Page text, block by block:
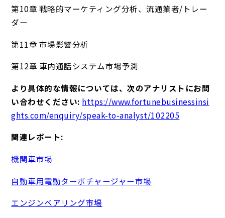
第10章 戦略的マーケティング分析、流通業者/トレー
ダー
第11章 市場影響分析
第12章 車内通話システム市場予測
より具体的な情報については、次のアナリストにお問
い合わせください: https://www.fortunebusinessinsi
ghts.com/enquiry/speak-to-analyst/102205
関連レポート:
機関車市場
自動車用電動ターボチャージャー市場
エンジンベアリング市場